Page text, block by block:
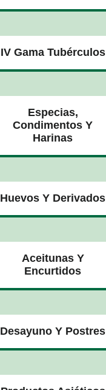
IV Gama Tubérculos
Especias,
Condimentos Y
Harinas
Huevos Y Derivados
Aceitunas Y
Encurtidos
Desayuno Y Postres